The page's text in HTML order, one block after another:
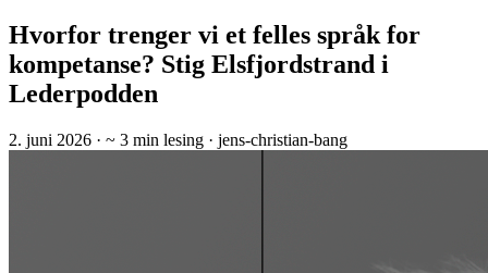
Hvorfor trenger vi et felles språk for
kompetanse? Stig Elsfjordstrand i
Lederpodden
2. juni 2026 · ~ 3 min lesing · jens-christian-bang